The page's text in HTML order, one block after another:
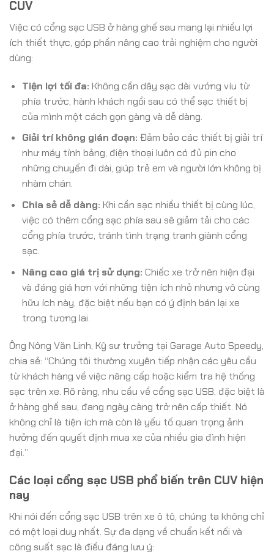
CUV
Việc có cổng sạc USB ở hàng ghế sau mang lại nhiều lợi
ích thiết thực, góp phần nâng cao trải nghiệm cho người
dùng:
Tiện lợi tối đa: Không cần dây sạc dài vướng víu từ
phía trước, hành khách ngồi sau có thể sạc thiết bị
của mình một cách gọn gàng và dễ dàng.
Giải trí không gián đoạn: Đảm bảo các thiết bị giải trí
như máy tính bảng, điện thoại luôn có đủ pin cho
những chuyến đi dài, giúp trẻ em và người lớn không bị
nhàm chán.
Chia sẻ dễ dàng: Khi cần sạc nhiều thiết bị cùng lúc,
việc có thêm cổng sạc phía sau sẽ giảm tải cho các
cổng phía trước, tránh tình trạng tranh giành cổng
sạc.
Nâng cao giá trị sử dụng: Chiếc xe trở nên hiện đại
và đáng giá hơn với những tiện ích nhỏ nhưng vô cùng
hữu ích này, đặc biệt nếu bạn có ý định bán lại xe
trong tương lai.
Ông Nông Văn Linh, Kỹ sư trưởng tại Garage Auto Speedy,
chia sẻ: “Chúng tôi thường xuyên tiếp nhận các yêu cầu
từ khách hàng về việc nâng cấp hoặc kiểm tra hệ thống
sạc trên xe. Rõ ràng, nhu cầu về cổng sạc USB, đặc biệt là
ở hàng ghế sau, đang ngày càng trở nên cấp thiết. Nó
không chỉ là tiện ích mà còn là yếu tố quan trọng ảnh
hưởng đến quyết định mua xe của nhiều gia đình hiện
đại.”
Các loại cổng sạc USB phổ biến trên CUV hiện
nay
Khi nói đến cổng sạc USB trên xe ô tô, chúng ta không chỉ
có một loại duy nhất. Sự đa dạng về chuẩn kết nối và
công suất sạc là điều đáng lưu ý: